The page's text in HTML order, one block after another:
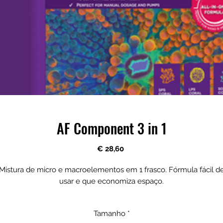
AF Component 3 in 1
€ 28,60Preço
de micro e macroelementos em 1 frasco. Fórmula fácil
usar e que economiza espaço.
dedicado a aquários marinhos, criado com base
Tamanho *